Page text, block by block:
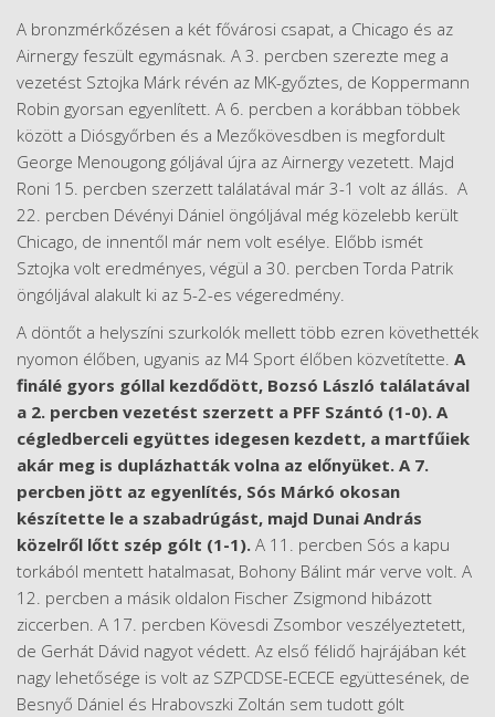
A bronzmérkőzésen a két fővárosi csapat, a Chicago és az
Airnergy feszült egymásnak. A 3. percben szerezte meg a
vezetést Sztojka Márk révén az MK-győztes, de Koppermann
Robin gyorsan egyenlített. A 6. percben a korábban többek
között a Diósgyőrben és a Mezőkövesdben is megfordult
George Menougong góljával újra az Airnergy vezetett. Majd
Roni 15. percben szerzett találatával már 3-1 volt az állás. A
22. percben Dévényi Dániel öngóljával még közelebb került
Chicago, de innentől már nem volt esélye. Előbb ismét
Sztojka volt eredményes, végül a 30. percben Torda Patrik
öngóljával alakult ki az 5-2-es végeredmény.
A döntőt a helyszíni szurkolók mellett több ezren követhették
nyomon élőben, ugyanis az M4 Sport élőben közvetítette. A
finálé gyors góllal kezdődött, Bozsó László találatával
a 2. percben vezetést szerzett a PFF Szántó (1-0). A
cégledberceli együttes idegesen kezdett, a martfűiek
akár meg is duplázhatták volna az előnyüket. A 7.
percben jött az egyenlítés, Sós Márkó okosan
készítette le a szabadrúgást, majd Dunai András
közelről lőtt szép gólt (1-1). A 11. percben Sós a kapu
torkából mentett hatalmasat, Bohony Bálint már verve volt. A
12. percben a másik oldalon Fischer Zsigmond hibázott
ziccerben. A 17. percben Kövesdi Zsombor veszélyeztetett,
de Gerhát Dávid nagyot védett. Az első félidő hajrájában két
nagy lehetősége is volt az SZPCDSE-ECECE együttesének, de
Besnyő Dániel és Hrabovszki Zoltán sem tudott gólt